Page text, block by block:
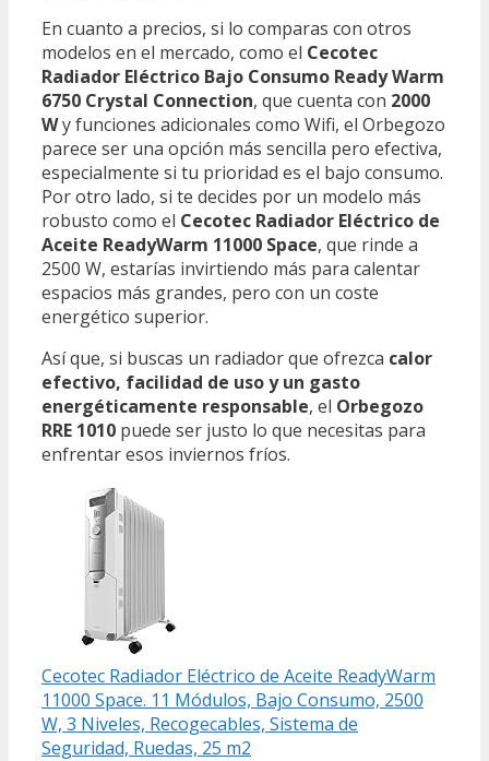
En cuanto a precios, si lo comparas con otros
modelos en el mercado, como el Cecotec
Radiador Eléctrico Bajo Consumo Ready Warm
6750 Crystal Connection, que cuenta con 2000
Wy funciones adicionales como Wifi, el Orbegozo
parece ser una opción más sencilla pero efectiva,
especialmente si tu prioridad es el bajo consumo.
Por otro lado, si te decides por un modelo más
robusto como el Cecotec Radiador Eléctrico de
Aceite ReadyWarm 11000 Space, que rinde a
2500 W, estarías invirtiendo más para calentar
espacios más grandes, pero con un coste
energético superior.
Así que, si buscas un radiador que ofrezca calor
efectivo, facilidad de uso y un gasto
energéticamente responsable, el Orbegozo
RRE 1010 puede ser justo lo que necesitas para
enfrentar esos inviernos fríos.
Cecotec Radiador Eléctrico de Aceite ReadyWarm
11000 Space. 11 Módulos, Bajo Consumo, 2500
W, 3 Niveles, Recogecables, Sistema de
Seguridad, Ruedas, 25 m2